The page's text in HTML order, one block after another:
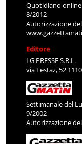
Quotidiano
8/2012
Autorizzazione
Editore
LG PRESSE S.R.L.
via Festaz, 52
Settimanale del
9/2002
Autorizzazione